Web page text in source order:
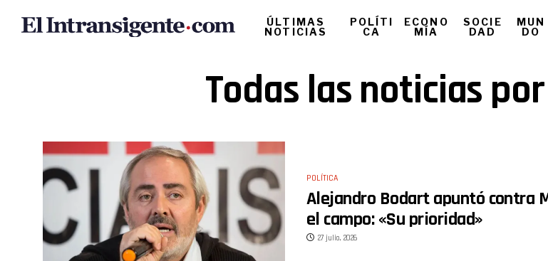
ÚLTIMAS
NOTICIAS
POLÍTI
CA
ECONO
MÍA
SOCIE
DAD
MUN
DO
Todas las noticias
POLÍTICA
Alejandro Bodart apuntó contra
el campo: «Su prioridad»
27 julio, 2026